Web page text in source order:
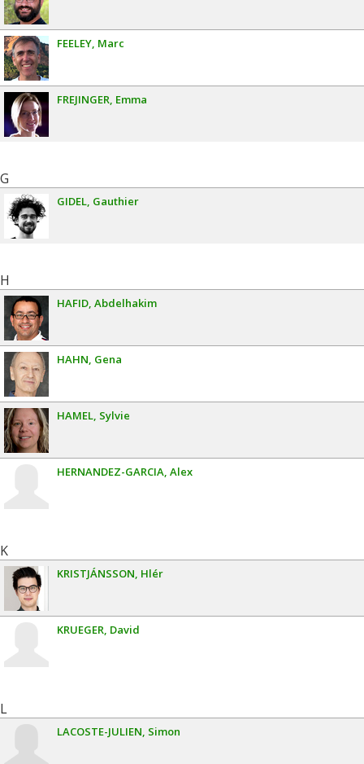
FEELEY Marc
FREJINGER Emma
G
GIDEL Gauthier
H
HAFID Abdelhakim
HAHN Gena
HAMEL Sylvie
HERNANDEZ-GARCIA Alex
K
KRISTJÁNSSON Hlér
KRUEGER David
L
LACOSTE-JULIEN Simon